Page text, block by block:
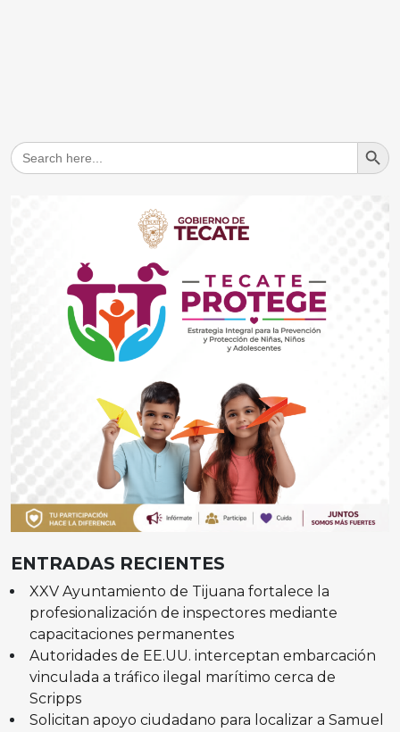
Search
for:
Search
ENTRADAS RECIENTES
XXV Ayuntamiento de Tijuana fortalece la
profesionalización de inspectores mediante
capacitaciones permanentes
Autoridades de EE.UU. interceptan embarcación
vinculada a tráfico ilegal marítimo cerca de
Scripps
Solicitan apoyo ciudadano para localizar a Samuel